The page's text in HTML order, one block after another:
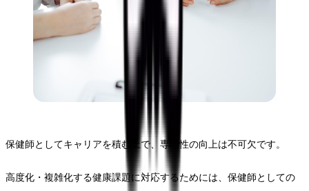
保健師としてキャリアを積む上で、専門性の向上は不可欠です。
高度化・複雑化する健康課題に対応するためには、保健師としての